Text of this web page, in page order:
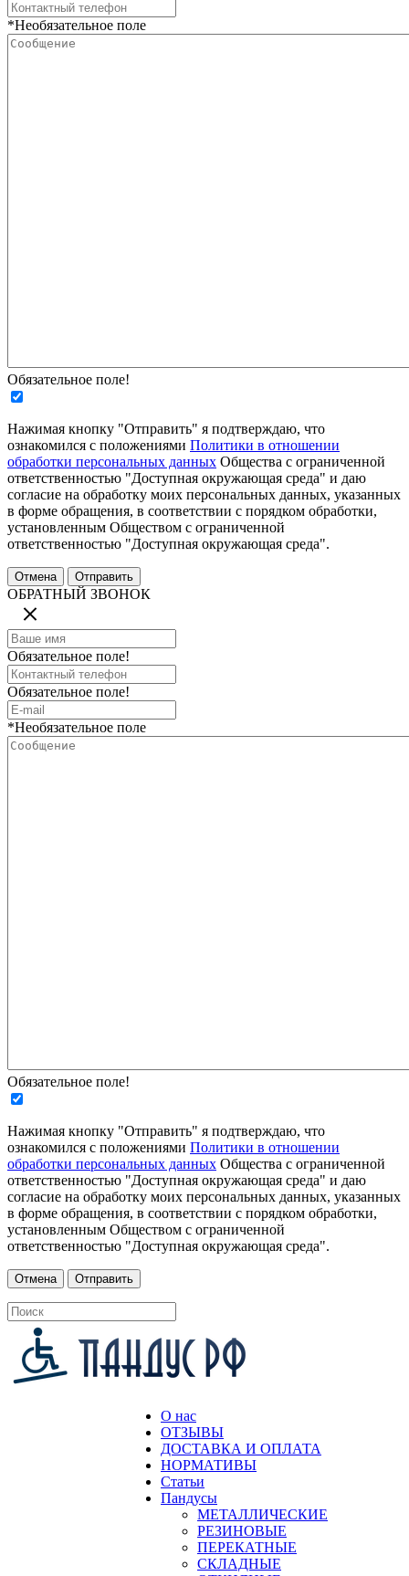
*Необязательное поле
Обязательное поле!
Нажимая кнопку "Отправить" я подтверждаю, что
ознакомился с положениями Политики в отношении
обработки персональных данных Общества с ограниченной
ответственностью "Доступная окружающая среда" и даю
согласие на обработку моих персональных данных, указанных
в форме обращения, в соответствии с порядком обработки,
установленным Обществом с ограниченной
ответственностью "Доступная окружающая среда".
ОБРАТНЫЙ ЗВОНОК
Обязательное поле!
Обязательное поле!
*Необязательное поле
Обязательное поле!
Нажимая кнопку "Отправить" я подтверждаю, что
ознакомился с положениями Политики в отношении
обработки персональных данных Общества с ограниченной
ответственностью "Доступная окружающая среда" и даю
согласие на обработку моих персональных данных, указанных
в форме обращения, в соответствии с порядком обработки,
установленным Обществом с ограниченной
ответственностью "Доступная окружающая среда".
О нас
ОТЗЫВЫ
ДОСТАВКА И ОПЛАТА
НОРМАТИВЫ
Статьи
Пандусы
МЕТАЛЛИЧЕСКИЕ
РЕЗИНОВЫЕ
ПЕРЕКАТНЫЕ
СКЛАДНЫЕ